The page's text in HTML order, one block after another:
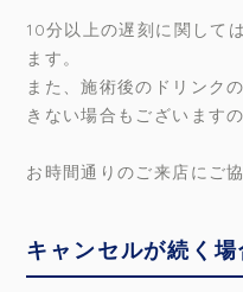
10分以上の遅刻に関して
ます。
また、施術後のドリンク
きない場合もございます
お時間通りのご来店にご
キャンセルが続く場